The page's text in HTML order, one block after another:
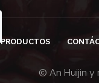
PRODUCTOS
© An Huijin y